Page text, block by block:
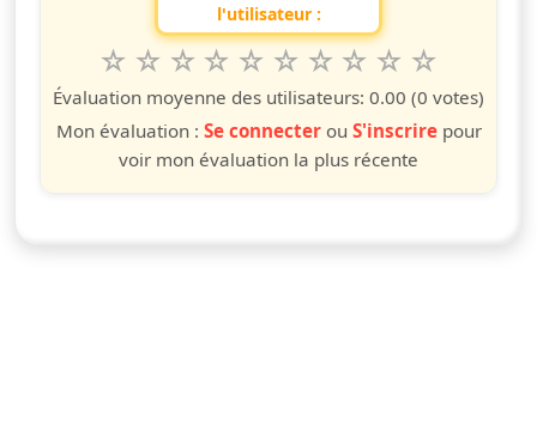
l'utilisateur :
questo spettacolo da 1 a 10 étoiles
10
étoiles
9
étoiles
8
étoiles
7
étoiles
6
étoiles
5
étoiles
4
étoiles
3
étoiles
2
étoiles
étoile
Évaluation moyenne des utilisateurs: 0.00 (0 votes)
Mon évaluation : Se connecterou S'inscrirepour
voir mon évaluation la plus récente